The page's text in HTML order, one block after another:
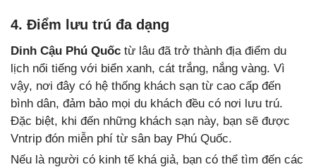
4. Điểm lưu trú đa dạng
Dinh Cậu Phú Quốc từ lâu đã trở thành địa điểm du
lịch nổi tiếng với biển xanh, cát trắng, nắng vàng. Vì
vậy, nơi đây có hệ thống khách sạn từ cao cấp đến
bình dân, đảm bảo mọi du khách đều có nơi lưu trú.
Đặc biệt, khi đến những khách sạn này, bạn sẽ được
Vntrip đón miễn phí từ sân bay Phú Quốc.
Nếu là người có kinh tế khá giả, bạn có thể tìm đến các